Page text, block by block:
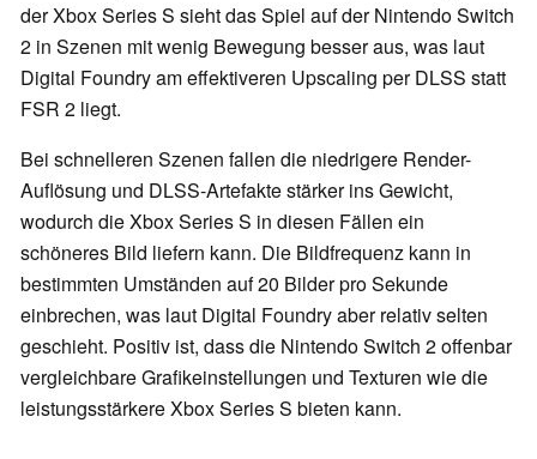
der Xbox Series S sieht das Spiel auf der Nintendo Switch
2 in Szenen mit wenig Bewegung besser aus, was laut
Digital Foundry am effektiveren Upscaling per DLSS statt
FSR 2 liegt.
Bei schnelleren Szenen fallen die niedrigere Render-
Auflösung und DLSS-Artefakte stärker ins Gewicht,
wodurch die Xbox Series S in diesen Fällen ein
schöneres Bild liefern kann. Die Bildfrequenz kann in
bestimmten Umständen auf 20 Bilder pro Sekunde
einbrechen, was laut Digital Foundry aber relativ selten
geschieht. Positiv ist, dass die Nintendo Switch 2 offenbar
vergleichbare Grafikeinstellungen und Texturen wie die
leistungsstärkere Xbox Series S bieten kann.